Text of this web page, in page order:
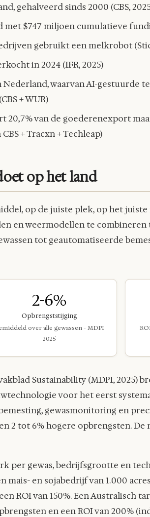
gehalveerd sinds 2000 (CBS,
$747 miljoen cumulatieve
gebruikt een melkrobot
in 2024 (IFR, 2025)
waarvan AI-gestuurde
+ WUR)
van de goederenexport
+ Tracxn + Techleap)
op het land
op de juiste plek, op het
en weermodellen te
tot geautomatiseerde
2-6%
Opbrengststijging
over alle gewassen - MDPI
2025
Sustainability (MDPI, 2025)
voor het eerst
gewasmonitoring en
2 tot 6% hogere opbrengsten.
per gewas, bedrijfsgrootte en
en sojabedrijf van 1.000
ROI van 150%. Een Australisch
en een ROI van 200%